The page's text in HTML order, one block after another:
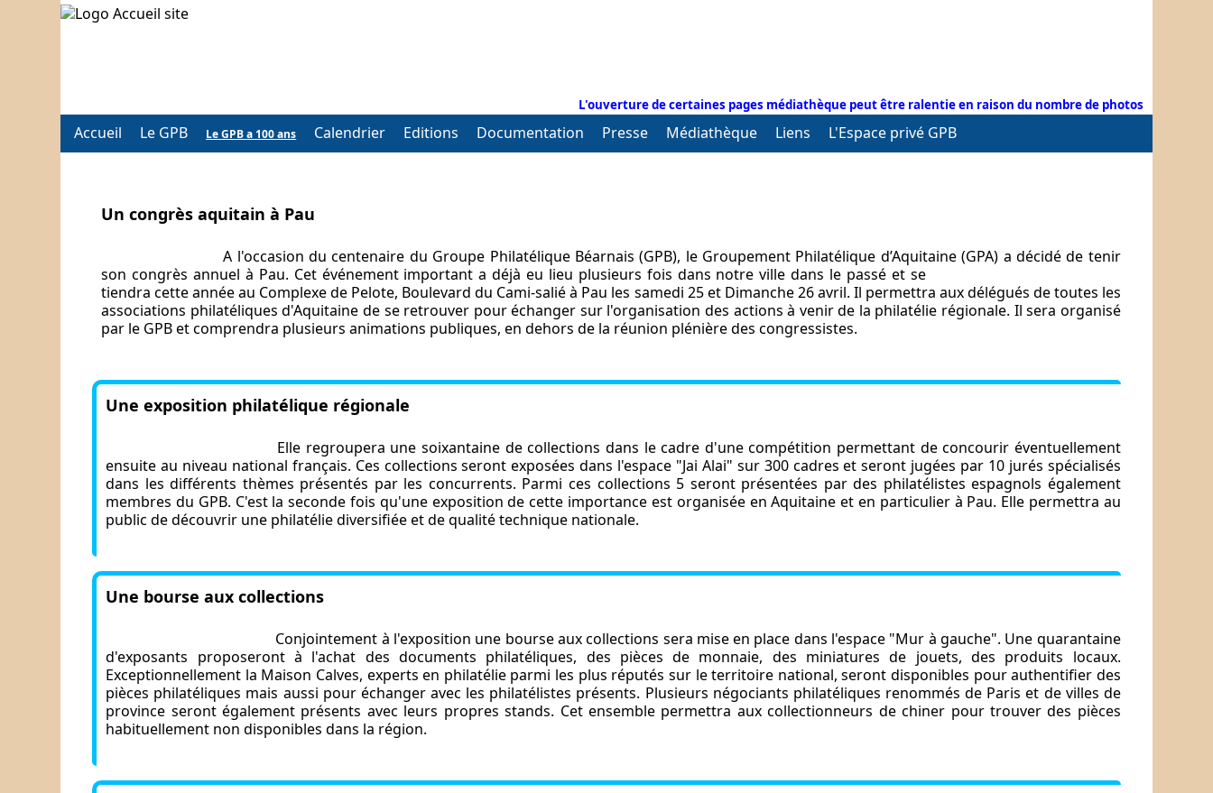
L'ouverture de certaines pages médiathèque peut être ralentie en raison du nombre de photos
Accueil Le GPB Le GPB a 100 ans Calendrier Editions Documentation Presse Médiathèque Liens L'Espace privé GPB
Un congrès aquitain à Pau
A l'occasion du centenaire du Groupe Philatélique Béarnais (GPB), le Groupement Philatélique d’Aquitaine (GPA) a décidé de tenir
son congrès annuel à Pau. Cet événement important a déjà eu lieu plusieurs fois dans notre ville dans le passé et se
tiendra cette année au Complexe de Pelote, Boulevard du Cami-salié à Pau les samedi 25 et Dimanche 26 avril. Il permettra aux délégués de toutes les
associations philatéliques d'Aquitaine de se retrouver pour échanger sur l'organisation des actions à venir de la philatélie régionale. Il sera organisé
par le GPB et comprendra plusieurs animations publiques, en dehors de la réunion plénière des congressistes.
Une exposition philatélique régionale
Elle regroupera une soixantaine de collections dans le cadre d'une compétition permettant de concourir éventuellement
ensuite au niveau national français. Ces collections seront exposées dans l'espace "Jai Alai" sur 300 cadres et seront jugées par 10 jurés spécialisés
dans les différents thèmes présentés par les concurrents. Parmi ces collections 5 seront présentées par des philatélistes espagnols également
membres du GPB. C'est la seconde fois qu'une exposition de cette importance est organisée en Aquitaine et en particulier à Pau. Elle permettra au
public de découvrir une philatélie diversifiée et de qualité technique nationale.
Une bourse aux collections
Conjointement à l'exposition une bourse aux collections sera mise en place dans l'espace "Mur à gauche". Une quarantaine
d'exposants proposeront à l'achat des documents philatéliques, des pièces de monnaie, des miniatures de jouets, des produits locaux.
Exceptionnellement la Maison Calves, experts en philatélie parmi les plus réputés sur le territoire national, seront disponibles pour authentifier des
pièces philatéliques mais aussi pour échanger avec les philatélistes présents. Plusieurs négociants philatéliques renommés de Paris et de villes de
province seront également présents avec leurs propres stands. Cet ensemble permettra aux collectionneurs de chiner pour trouver des pièces
habituellement non disponibles dans la région.